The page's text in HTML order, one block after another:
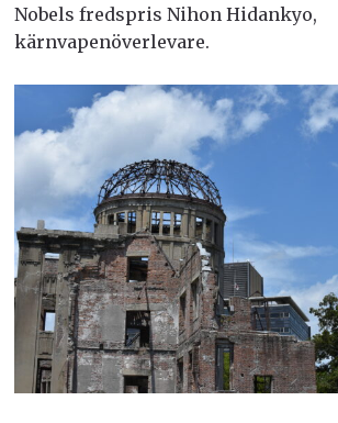
Nobels fredspris Nihon Hidankyo,
kärnvapenöverlevare.